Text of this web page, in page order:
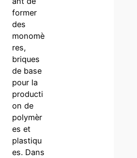
former
des
monomè
res,
briques
de base
pour la
producti
on de
polymèr
es et
plastiqu
es. Dans